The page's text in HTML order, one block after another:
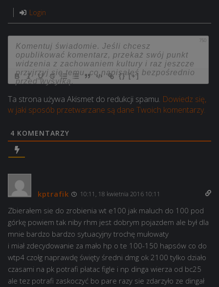
Login
750
{} [+]
Ta strona używa Akismet do redukcji spamu. Dowiedz się,
w jaki sposób przetwarzane są dane Twoich komentarzy.
4 KOMENTARZY
kptrafik 10:11, 18 kwietnia 2016 10:11
Zbierałem sie do zrobienia wt e100 jak maluch do 100 pod
górkę powiem tak niby rhm jest dobrym pojazdem ale był dla
mnie bardzo bardzo sytuacyjny trochę mułowaty
i miał zdecydowanie za mało hp o te 100-150 hapsów co do
wtp4 czołg naprawdę święty średni dmg ok 2100 tylko działo
czasami na pk potrafi płatac figle i np dinga wierza od bc25
ale tez potrafi zaskoczyć bo pare razy sie zdarzyło ze dingał